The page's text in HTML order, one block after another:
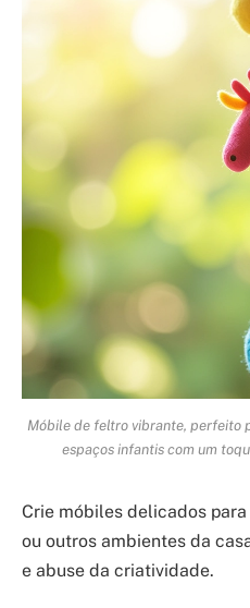
Móbile de feltro vibrante, perfeito
espaços infantis com um
Crie móbiles delicados
ou outros ambientes da
e abuse da criatividade.